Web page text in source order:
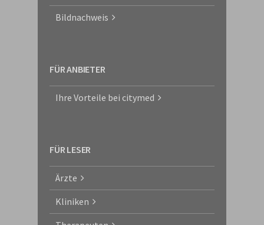
Bildnachweis
FÜR ANBIETER
Ihre Vorteile bei citymed
FÜR LESER
Ärzte
Kliniken